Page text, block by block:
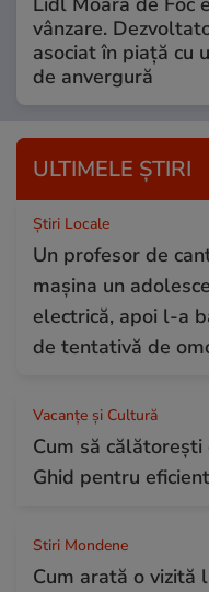
vânzare.
asociat în piață cu
de anvergură
ULTIMELE ȘTIRI
Știri Locale
Un profesor de
mașina un
electrică, apoi l-a
de tentativă de
Vacanțe și Cultură
Cum să
Ghid pentru
Stiri Mondene
Cum arată o vizită